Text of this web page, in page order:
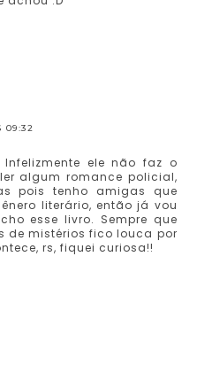
09:32
ele não faz o
algum romance policial,
pois tenho amigas que
literário, então já vou
esse livro. Sempre que
de mistérios fico louca por
rs, fiquei curiosa!!